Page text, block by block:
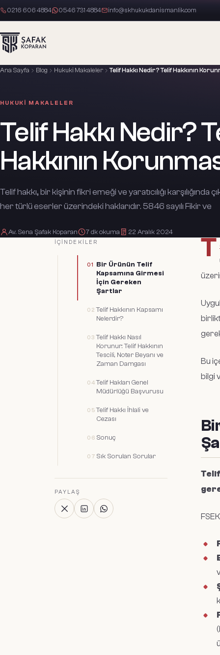
0216 606 4884 0546 731 4884 info@skhukukdanismanlik.com
Ana Sayfa Blog Hukuki Makaleler Telif Hakkı Nedir? Telif Hakkının
HUKUKI MAKALELER
Telif Hakkı Nedir?
Hakkının
Telif hakkı, bir kişinin fikri emeği ve yaratıcılığı karşılığında
her türlü eserler üzerindeki haklarıdır. 5846 sayılı Fikir ve
Av. Sena Şafak Koparan 7 dk okuma 22 Aralık 2024
İÇINDEKILER
Bir Ürünün Telif
Kapsamına Girmesi
İçin Gereken
Şartlar
Telif Hakkının Kapsamı
Nelerdir?
Telif Hakkı Nasıl
Korunur: Telif Hakkının
Tescili, Noter Beyanı ve
Zaman Damgası
Telif Hakları Genel
Müdürlüğü Başvurusu
Telif Hakkı İhlali ve
Cezası
Sonuç
Sık Sorulan Sorular
PAYLAŞ
T
Bu
bilgi
Telif